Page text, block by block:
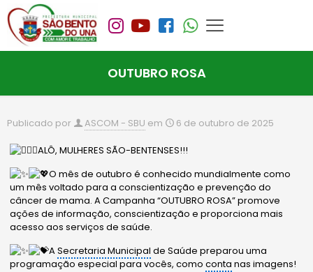
OUTUBRO ROSA
Publicado por ASCOM - SBU em 6 de outubro de 2025
ALÔ, MULHERES SÃO-BENTENSES!!!
O mês de outubro é conhecido mundialmente como
um mês voltado para a conscientização e prevenção do
câncer de mama. A Campanha “OUTUBRO ROSA” promove
ações de informação, conscientização e proporciona mais
acesso aos serviços de saúde.
ASecretaria Municipal de Saúde preparou uma
programação especial para vocês, comoconta nas imagens!